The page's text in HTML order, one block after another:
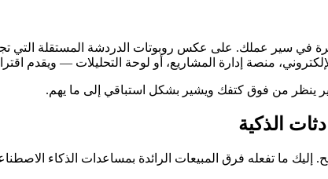
سير عملك. على عكس روبوتات الدردشة المستقلة التي
ينظر من فوق كتفك ويشير بشكل استباقي إلى ما يهم.
الذكية
ما تفعله فرق المبيعات الرائدة بمساعدات الذكاء الاصطناعي